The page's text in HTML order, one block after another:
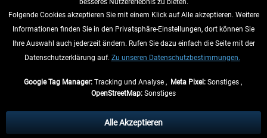
VERTRAG WIDERRUFEN
INFORMATIONEN
anders beschrieben.
** Gilt für Lieferungen innerhalb Deutschlands, Lieferzeiten für andere Länder
besseres Nutzererlebnis zu bieten.
Folgende Cookies akzeptieren Sie mit einem Klick auf Alle akzeptieren. Weitere
Informationen finden Sie in den Privatsphäre-Einstellungen, dort können Sie
Ihre Auswahl auch jederzeit ändern. Rufen Sie dazu einfach die Seite mit der
Datenschutzerklärung auf. Zu unseren Datenschutzbestimmungen.
Google Tag Manager:Tracking und Analyse , Meta Pixel:Sonstiges ,
OpenStreetMap: Sonstiges
Alle Akzeptieren